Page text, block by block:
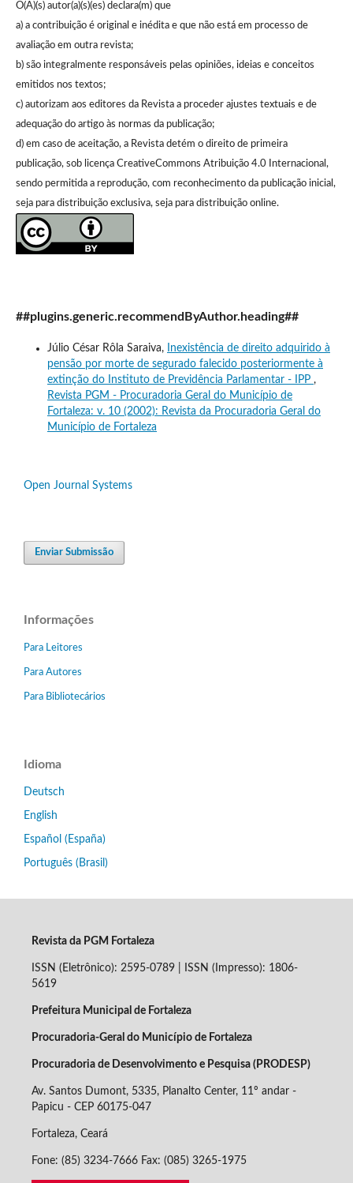
O(A)(s) autor(a)(s)(es) declara(m) que
a) a contribuição é original e inédita e que não está em processo de
avaliação em outra revista;
b) são integralmente responsáveis pelas opiniões, ideias e conceitos
emitidos nos textos;
c) autorizam aos editores da Revista a proceder ajustes textuais e de
adequação do artigo às normas da publicação;
d) em caso de aceitação, a Revista detém o direito de primeira
publicação, sob licença CreativeCommons Atribuição 4.0 Internacional,
sendo permitida a reprodução, com reconhecimento da publicação inicial,
seja para distribuição exclusiva, seja para distribuição online.
##plugins.generic.recommendByAuthor.heading##
Júlio César Rôla Saraiva,
Inexistência de direito adquirido à
pensão por morte de segurado falecido posteriormente à
extinção do Instituto de Previdência Parlamentar - IPP ,
Revista PGM - Procuradoria Geral do Município de
Fortaleza: v. 10 (2002): Revista da Procuradoria Geral do
Município de Fortaleza
Open Journal Systems
Enviar Submissão
Informações
Para Leitores
Para Autores
Para Bibliotecários
Idioma
Deutsch
English
Español (España)
Português (Brasil)
Revista da PGM Fortaleza
ISSN (Eletrônico): 2595-0789 | ISSN (Impresso): 1806-
5619
Prefeitura Municipal de Fortaleza
Procuradoria-Geral do Município de Fortaleza
Procuradoria de Desenvolvimento e Pesquisa (PRODESP)
Av. Santos Dumont, 5335, Planalto Center, 11º andar -
Papicu - CEP 60175-047
Fortaleza, Ceará
Fone: (85) 3234-7666 Fax: (085) 3265-1975